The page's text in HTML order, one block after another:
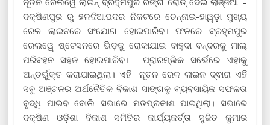
ଦକ୍ଷିଣପୁର ରୁ ହଳଦିଆପଦର ନିକଟରେ ଚେନ୍ନାଇ-ହାୱଡ଼ା ମୁଖ୍ୟ
ରେଳ ଲାଇନରେ ସଂଯୋଗ ହୋଇପାରିବ। ଫଳରେ ବ୍ରହ୍ମପୁର
ରେଲୱେ ଷ୍ଟେସନରେ ଭିଡ଼କୁ ରୋକାଯାଇ ବାହୁଦା ବନ୍ଦରକୁ ମାଲ୍
ପରିବହନ ସହଜ ହୋଇପାରିବ। ପ୍ରାରମ୍ଭିକ ସର୍ଭେରେ ଏହାକୁ
ଅନ୍ତର୍ଭୁକ୍ତ କରାଯାଇଥିଲା। ଏହି ନୂତନ ରେଳ ଲାଇନ ଦ୍ଵାରା ଏହି
ସବୁ ଅଞ୍ଚଳର ଅର୍ଥନୈତିକ ବିକାଶ ସାଙ୍ଗକୁ ବ୍ୟବସାୟିକ ସଫଳତା
ବୃଦ୍ଧି ପାଇବ ବୋଲି ସଭାରେ ମତପ୍ରକାଶ ପାଇଥିଲା। ସଭାରେ
ଦକ୍ଷିଣ ଓଡ଼ିଶା ବିକାଶ ସମିତିର କାର୍ଯ୍ୟକର୍ତ୍ତା ସୁଜିତ କୁମାର